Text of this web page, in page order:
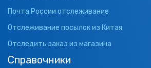
Почта России отслеживание
Отслеживание посылок из Китая
Отследить заказ из магазина
Справочники